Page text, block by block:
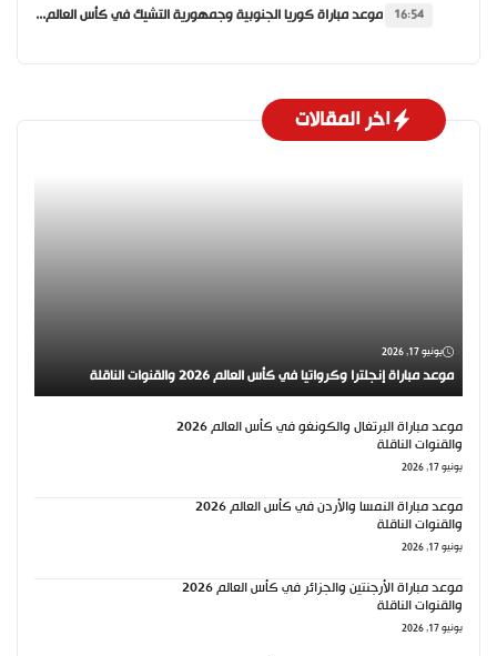
16:54 موعد مباراة كوريا الجنوبية وجمهورية التشيك في كأس العالم 2026 والقنوات الناقلة
اخر المقالات
يونيو 17, 2026
موعد مباراة إنجلترا وكرواتيا في كأس العالم 2026 والقنوات الناقلة
موعد مباراة البرتغال والكونغو في كأس العالم 2026
والقنوات الناقلة
يونيو 17, 2026
موعد مباراة النمسا والأردن في كأس العالم 2026
والقنوات الناقلة
يونيو 17, 2026
موعد مباراة الأرجنتين والجزائر في كأس العالم 2026
والقنوات الناقلة
يونيو 17, 2026